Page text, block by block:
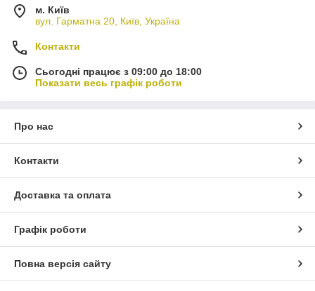
м. Київ
вул. Гарматна 20, Київ, Україна
Контакти
Сьогодні працює з 09:00 до 18:00
Показати весь графік роботи
Про нас
Контакти
Доставка та оплата
Графік роботи
Повна версія сайту